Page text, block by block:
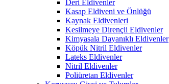
Deri Eldivenler
Kasap Eldiveni ve Önlüğü
Kaynak Eldivenleri
Kesilmeye Dirençli Eldivenler
Kimyasala Dayanıklı Eldivenler
Köpük Nitril Eldivenler
Lateks Eldivenler
Nitril Eldivenler
Poliüretan Eldivenler